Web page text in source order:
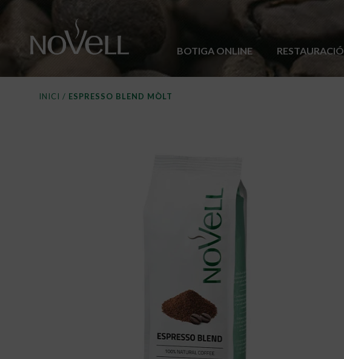
BOTIGA ONLINE RESTAURACIÓ
INICI / ESPRESSO BLEND MÒLT